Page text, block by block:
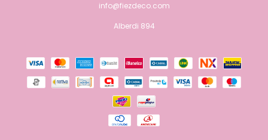
info@fiezdeco.com
Alberdi 894